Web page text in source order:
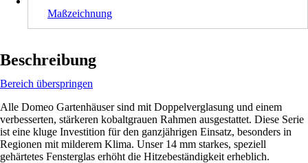
Maßzeichnung
Beschreibung
Bereich überspringen
Alle Domeo Gartenhäuser sind mit Doppelverglasung und einem
verbesserten, stärkeren kobaltgrauen Rahmen ausgestattet. Diese Serie
ist eine kluge Investition für den ganzjährigen Einsatz, besonders in
Regionen mit milderem Klima. Unser 14 mm starkes, speziell
gehärtetes Fensterglas erhöht die Hitzebeständigkeit erheblich.